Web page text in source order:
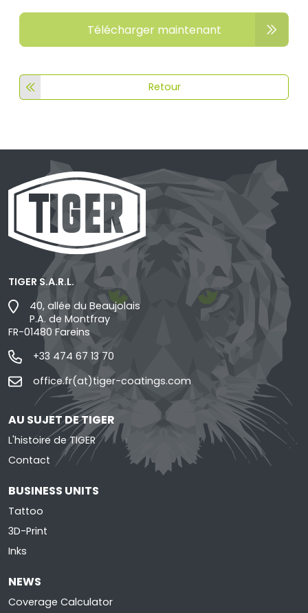
Télécharger maintenant
Retour
TIGER S.A.R.L.
40, allée du Beaujolais
P.A. de Montfray
FR-01480 Fareins
+33 474 67 13 70
office.fr(at)tiger-coatings.com
AU SUJET DE TIGER
L'histoire de TIGER
Contact
BUSINESS UNITS
Tattoo
3D-Print
Inks
NEWS
Coverage Calculator